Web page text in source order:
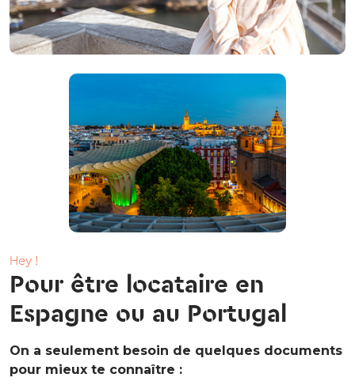
Hey !
Pour être locataire en
Espagne ou au Portugal
On a seulement besoin de quelques documents
pour mieux te connaître :